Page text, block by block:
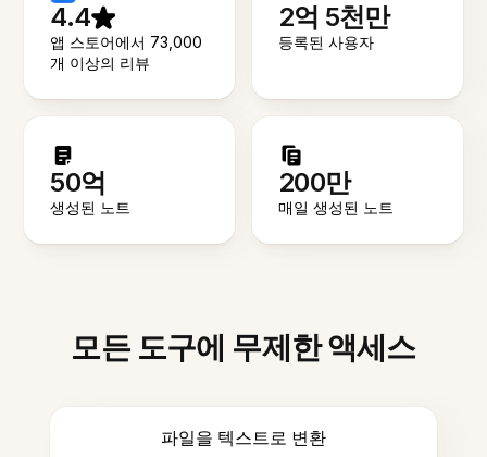
4.4
앱 스토어에서 73,000
개 이상의 리뷰
2억 5천만
등록된 사용자
50억
생성된 노트
200만
매일 생성된 노트
모든 도구에 무제한 액세스
파일을 텍스트로 변환